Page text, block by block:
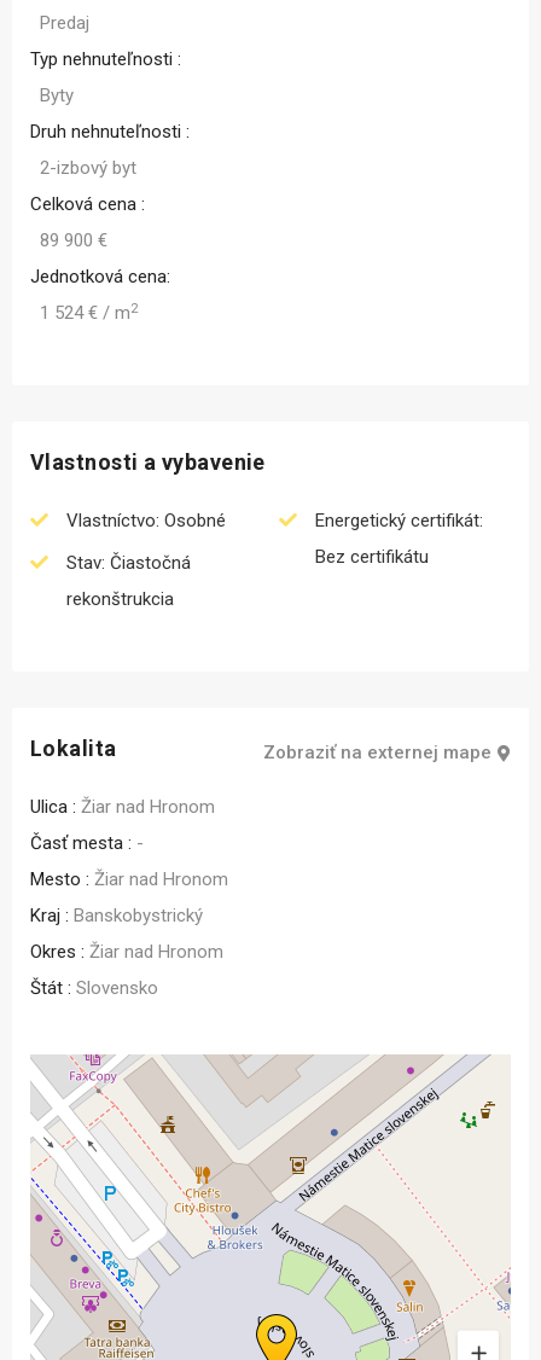
Predaj
Typ nehnuteľnosti :
Byty
Druh nehnuteľnosti :
2-izbový byt
Celková cena :
89 900 €
Jednotková cena:
1 524 € / m2
Vlastnosti a vybavenie
Vlastníctvo: Osobné
Stav: Čiastočná
rekonštrukcia
Energetický certifikát:
Bez certifikátu
Lokalita Zobraziť na externej mape
Ulica : Žiar nad Hronom
Časť mesta : -
Mesto : Žiar nad Hronom
Kraj : Banskobystrický
Okres : Žiar nad Hronom
Štát : Slovensko